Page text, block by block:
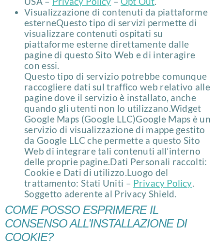
Visualizzazione di contenuti da piattaforme
esterneQuesto tipo di servizi permette di
visualizzare contenuti ospitati su
piattaforme esterne direttamente dalle
pagine di questo Sito Web e di interagire
con essi.
Questo tipo di servizio potrebbe comunque
raccogliere dati sul traffico web relativo alle
pagine dove il servizio è installato, anche
quando gli utenti non lo utilizzano.Widget
Google Maps (Google LLC)Google Maps è un
servizio di visualizzazione di mappe gestito
da Google LLC che permette a questo Sito
Web di integrare tali contenuti all’interno
delle proprie pagine.Dati Personali raccolti:
Cookie e Dati di utilizzo.Luogo del
trattamento: Stati Uniti – Privacy Policy.
Soggetto aderente al Privacy Shield.
COME POSSO ESPRIMERE IL
CONSENSO ALL’INSTALLAZIONE DI
COOKIE?